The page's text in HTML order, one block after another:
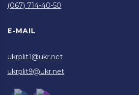
(067) 714-40-50
E-MAIL
ukrplit1@ukr.net
ukrplit9@ukr.net